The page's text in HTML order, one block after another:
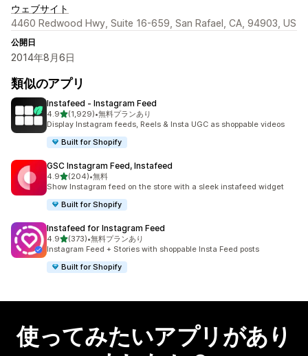
ウェブサイト
4460 Redwood Hwy, Suite 16-659, San Rafael, CA, 94903, US
公開日
2014年8月6日
類似のアプリ
Instafeed ‑ Instagram Feed
4.95つ星中
(1,929)
合計レビュー数：1929件
•無料プランあり
Display Instagram feeds, Reels & Insta UGC as shoppable videos
Built for Shopify
GSC Instagram Feed, Instafeed
4.95つ星中
(204)
合計レビュー数：204件
•無料
Show Instagram feed on the store with a sleek instafeed widget
Built for Shopify
Instafeed for Instagram Feed
4.95つ星中
(373)
合計レビュー数：373件
•無料プランあり
Instagram Feed + Stories with shoppable Insta Feed posts
Built for Shopify
使ってみたいアプリがあり